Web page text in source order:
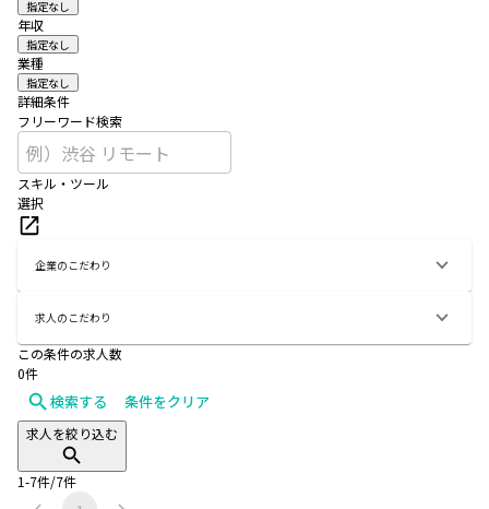
指定なし
年収
指定なし
業種
指定なし
詳細条件
フリーワード検索
スキル・ツール
選択
企業のこだわり
求人のこだわり
この条件の求人数
0件
検索する 条件をクリア
求人を絞り込む
1-7件/7件